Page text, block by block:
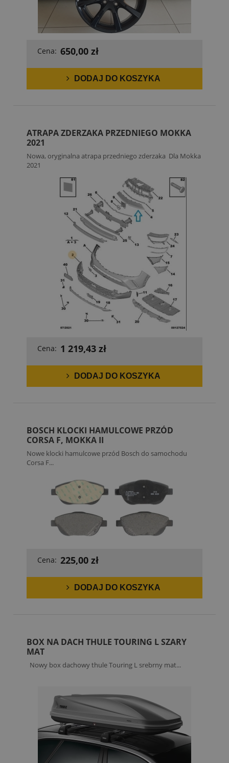
Cena: 650,00 zł
DODAJ DO KOSZYKA
ATRAPA ZDERZAKA PRZEDNIEGO MOKKA
2021
Nowa, oryginalna atrapa przedniego zderzaka Dla Mokka
2021
Cena: 1 219,43 zł
DODAJ DO KOSZYKA
BOSCH KLOCKI HAMULCOWE PRZÓD
CORSA F, MOKKA II
Nowe klocki hamulcowe przód Bosch do samochodu
Corsa F...
Cena: 225,00 zł
DODAJ DO KOSZYKA
BOX NA DACH THULE TOURING L SZARY
MAT
Nowy box dachowy thule Touring L srebrny mat...